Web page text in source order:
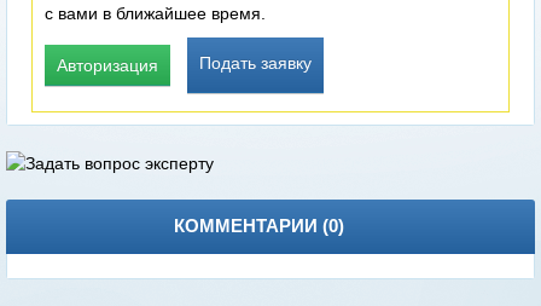
с вами в ближайшее время.
Авторизация Подать заявку
КОММЕНТАРИИ (0)